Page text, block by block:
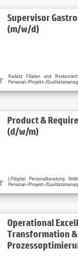
Supervisor
(m/w/d)
Radatz Filialen und
Personal-/Projekt-/
Product &
(d/w/m)
LPdigital Personalberatung
Personal-/Projekt-/
Operational
Transformation &